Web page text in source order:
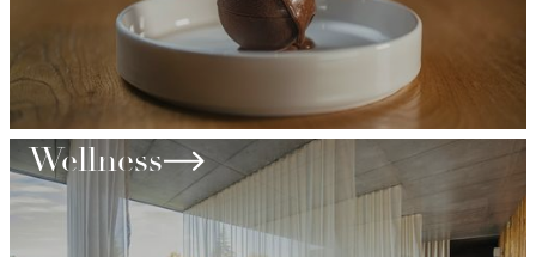
Slide 1 of 2.
Wellness